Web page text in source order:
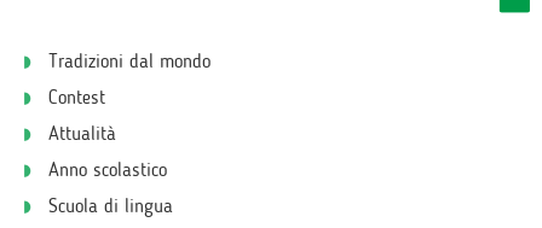
Tradizioni dal mondo
Contest
Attualità
Anno scolastico
Scuola di lingua